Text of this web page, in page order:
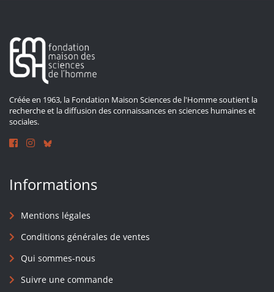
Créée en 1963, la Fondation Maison Sciences de l'Homme soutient la
recherche et la diffusion des connaissances en sciences humaines et
sociales.
Informations
Mentions légales
Conditions générales de ventes
Qui sommes-nous
Suivre une commande